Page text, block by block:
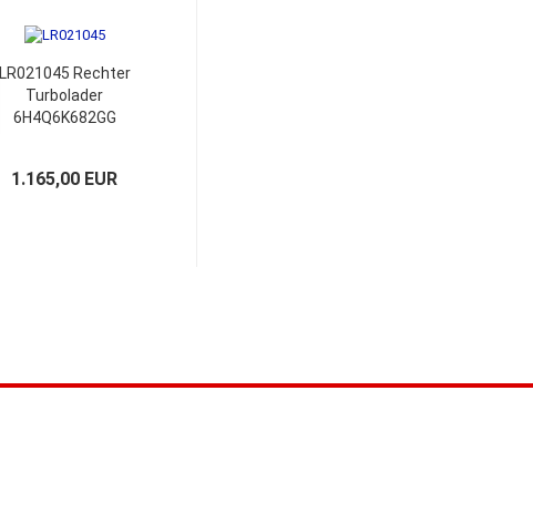
LR021045 Rechter
Turbolader
6H4Q6K682GG
1.165,00 EUR